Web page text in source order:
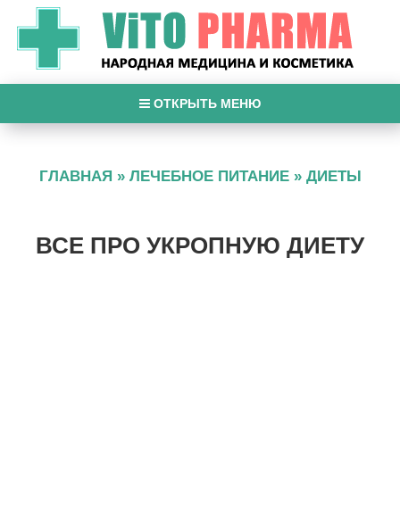
ОТКРЫТЬ МЕНЮ
ГЛАВНАЯ » ЛЕЧЕБНОЕ ПИТАНИЕ» ДИЕТЫ
ВСЕ ПРО УКРОПНУЮ ДИЕТУ